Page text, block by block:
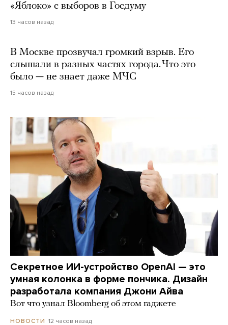
«Яблоко» с выборов в Госдуму
13 часов назад
В Москве прозвучал громкий взрыв. Его
слышали в разных частях города. Что это
было — не знает даже МЧС
15 часов назад
Секретное ИИ-устройство OpenAI — это
умная колонка в форме пончика. Дизайн
разработала компания Джони Айва
Вот что узнал Bloomberg об этом гаджете
НОВОСТИ 12 часов назад